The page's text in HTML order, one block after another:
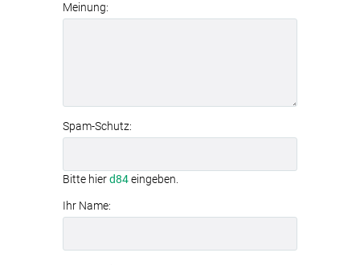
Meinung:
Spam-Schutz:
Bitte hierd84eingeben.
Ihr Name: